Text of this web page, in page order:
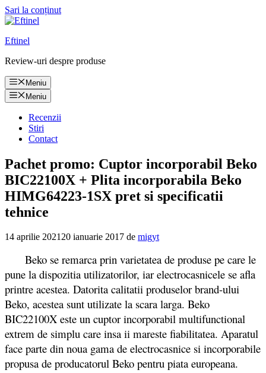
Sari la conținut
Eftinel
Review-uri despre produse
Meniu
Meniu
Recenzii
Stiri
Contact
Pachet promo: Cuptor incorporabil Beko
BIC22100X + Plita incorporabila Beko
HIMG64223-1SX pret si specificatii
tehnice
14 aprilie 202120 ianuarie 2017 de migyt
Beko se remarca prin varietatea de produse pe care le
pune la dispozitia utilizatorilor, iar electrocasnicele se afla
printre acestea. Datorita calitatii produselor brand-ului
Beko, acestea sunt utilizate la scara larga. Beko
BIC22100X este un cuptor incorporabil multifunctional
extrem de simplu care insa ii mareste fiabilitatea. Aparatul
face parte din noua gama de electrocasnice si incorporabile
propusa de producatorul Beko pentru piata europeana.